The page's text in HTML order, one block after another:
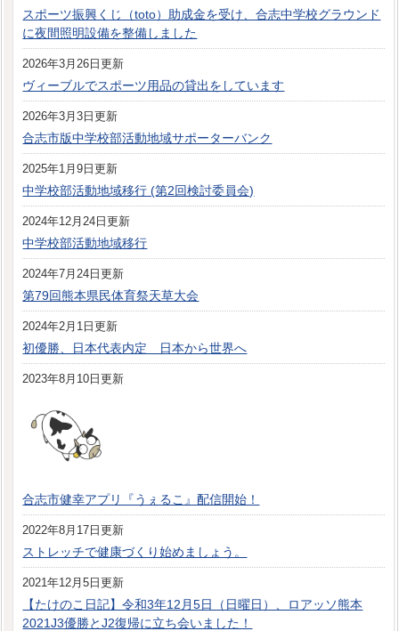
スポーツ振興くじ（toto）助成金を受け、合志中学校グラウンド
に夜間照明設備を整備しました
2026年3月26日更新
ヴィーブルでスポーツ用品の貸出をしています
2026年3月3日更新
合志市版中学校部活動地域サポーターバンク
2025年1月9日更新
中学校部活動地域移行 (第2回検討委員会)
2024年12月24日更新
中学校部活動地域移行
2024年7月24日更新
第79回熊本県民体育祭天草大会
2024年2月1日更新
初優勝、日本代表内定 日本から世界へ
2023年8月10日更新
合志市健幸アプリ『うぇるこ』配信開始！
2022年8月17日更新
ストレッチで健康づくり始めましょう。
2021年12月5日更新
【たけのこ日記】令和3年12月5日（日曜日）、ロアッソ熊本
2021J3優勝とJ2復帰に立ち会いました！